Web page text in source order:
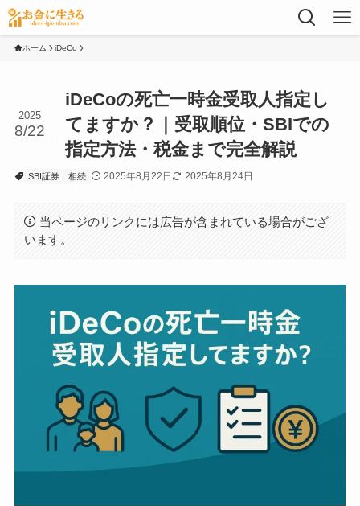
ホーム iDeCo
iDeCoの死亡一時金受取人指定し
てますか？｜受取順位・SBIでの
指定方法・税金まで完全解説
2025
8/22
SBI証券 相続 2025年8月22日 2025年8月24日
当ページのリンクには広告が含まれている場合がござ
います。